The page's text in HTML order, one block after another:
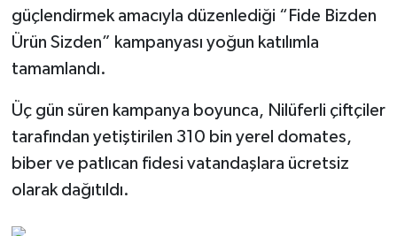
güçlendirmek amacıyla düzenlediği “Fide Bizden
Ürün Sizden” kampanyası yoğun katılımla
tamamlandı.
Üç gün süren kampanya boyunca, Nilüferli çiftçiler
tarafından yetiştirilen 310 bin yerel domates,
biber ve patlıcan fidesi vatandaşlara ücretsiz
olarak dağıtıldı.